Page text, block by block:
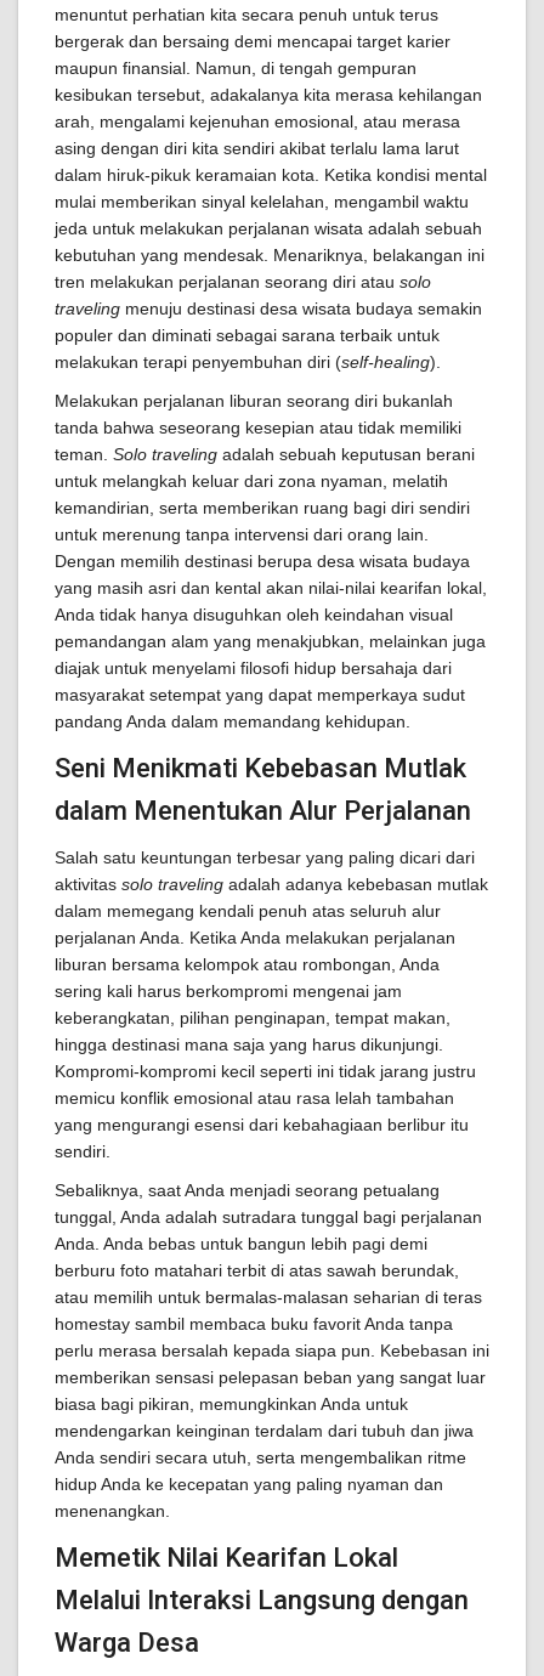
menuntut perhatian kita secara penuh untuk terus
bergerak dan bersaing demi mencapai target karier
maupun finansial. Namun, di tengah gempuran
kesibukan tersebut, adakalanya kita merasa kehilangan
arah, mengalami kejenuhan emosional, atau merasa
asing dengan diri kita sendiri akibat terlalu lama larut
dalam hiruk-pikuk keramaian kota. Ketika kondisi mental
mulai memberikan sinyal kelelahan, mengambil waktu
jeda untuk melakukan perjalanan wisata adalah sebuah
kebutuhan yang mendesak. Menariknya, belakangan ini
tren melakukan perjalanan seorang diri atau solo
traveling menuju destinasi desa wisata budaya semakin
populer dan diminati sebagai sarana terbaik untuk
melakukan terapi penyembuhan diri (self-healing).
Melakukan perjalanan liburan seorang diri bukanlah
tanda bahwa seseorang kesepian atau tidak memiliki
teman. Solo traveling adalah sebuah keputusan berani
untuk melangkah keluar dari zona nyaman, melatih
kemandirian, serta memberikan ruang bagi diri sendiri
untuk merenung tanpa intervensi dari orang lain.
Dengan memilih destinasi berupa desa wisata budaya
yang masih asri dan kental akan nilai-nilai kearifan lokal,
Anda tidak hanya disuguhkan oleh keindahan visual
pemandangan alam yang menakjubkan, melainkan juga
diajak untuk menyelami filosofi hidup bersahaja dari
masyarakat setempat yang dapat memperkaya sudut
pandang Anda dalam memandang kehidupan.
Seni Menikmati Kebebasan Mutlak
dalam Menentukan Alur Perjalanan
Salah satu keuntungan terbesar yang paling dicari dari
aktivitas solo traveling adalah adanya kebebasan mutlak
dalam memegang kendali penuh atas seluruh alur
perjalanan Anda. Ketika Anda melakukan perjalanan
liburan bersama kelompok atau rombongan, Anda
sering kali harus berkompromi mengenai jam
keberangkatan, pilihan penginapan, tempat makan,
hingga destinasi mana saja yang harus dikunjungi.
Kompromi-kompromi kecil seperti ini tidak jarang justru
memicu konflik emosional atau rasa lelah tambahan
yang mengurangi esensi dari kebahagiaan berlibur itu
sendiri.
Sebaliknya, saat Anda menjadi seorang petualang
tunggal, Anda adalah sutradara tunggal bagi perjalanan
Anda. Anda bebas untuk bangun lebih pagi demi
berburu foto matahari terbit di atas sawah berundak,
atau memilih untuk bermalas-malasan seharian di teras
homestay sambil membaca buku favorit Anda tanpa
perlu merasa bersalah kepada siapa pun. Kebebasan ini
memberikan sensasi pelepasan beban yang sangat luar
biasa bagi pikiran, memungkinkan Anda untuk
mendengarkan keinginan terdalam dari tubuh dan jiwa
Anda sendiri secara utuh, serta mengembalikan ritme
hidup Anda ke kecepatan yang paling nyaman dan
menenangkan.
Memetik Nilai Kearifan Lokal
Melalui Interaksi Langsung dengan
Warga Desa